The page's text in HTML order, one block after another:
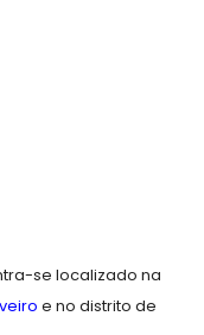
se localizado na
e no distrito de